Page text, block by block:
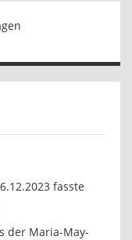
fasste
der Maria-May-